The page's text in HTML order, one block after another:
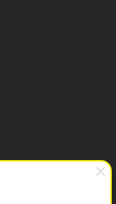
поджатия
износ,